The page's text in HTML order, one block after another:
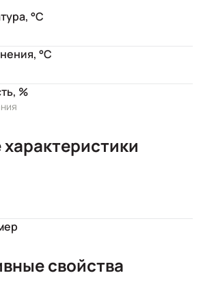
°C
°C
%
свойства